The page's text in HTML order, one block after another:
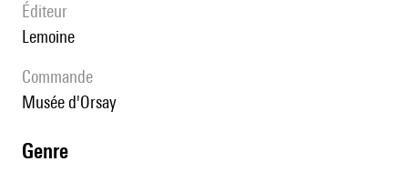
éditeur
Lemoine
Commande
Musée d'Orsay
genre